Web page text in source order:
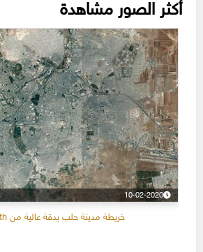
أكثر الصور مشاهدة
10-02-2020
خريطة مدينة حلب بدقة عالية من Google Earth